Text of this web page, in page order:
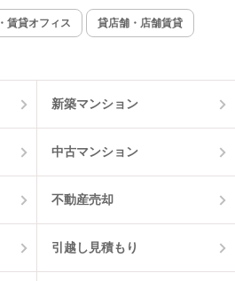
インターネット無料
賃貸オフィス 貸店舗・店舗賃貸
新築マンション
中古マンション
不動産売却
引越し見積もり